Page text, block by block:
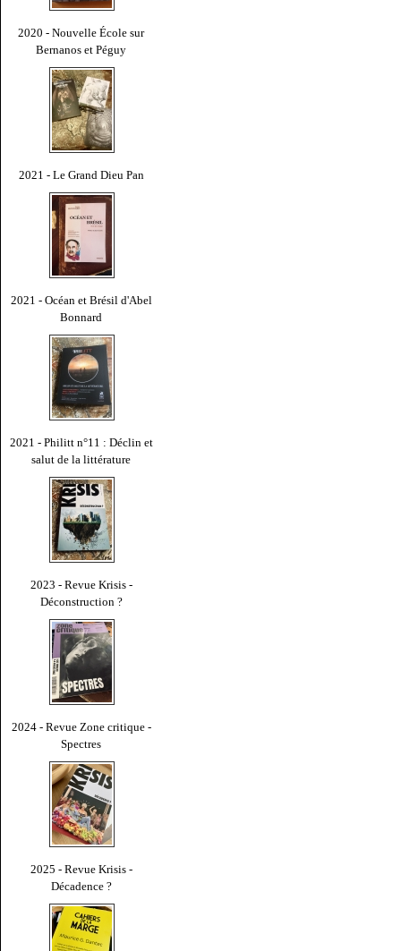
2020 - Nouvelle École sur
Bernanos et Péguy
2021 - Le Grand Dieu Pan
2021 - Océan et Brésil d'Abel
Bonnard
2021 - Philitt n°11 : Déclin et
salut de la littérature
2023 - Revue Krisis -
Déconstruction ?
2024 - Revue Zone critique -
Spectres
2025 - Revue Krisis -
Décadence ?